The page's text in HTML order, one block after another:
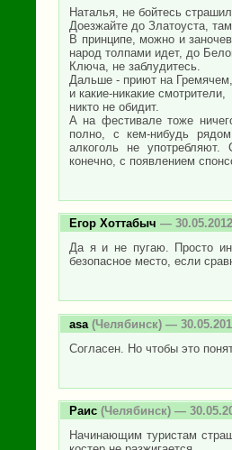
Наталья, не бойтесь
Доезжайте до Златоуста,
В принципе, можно и
народ толпами идет, до
Ключа, не заблудитесь.
Дальше - приют на
и какие-никакие смотрители,
никто не обидит.
А на фестивале тоже
полно, с кем-нибудь
алкоголь не
конечно, с появлением
Егор Хоттабыч — 30.05.2012
Да я и не пугаю. Просто
безопасное место, если
asa (Челябинск) —
Согласен. Но чтобы это
Раис (Челябинск) —
Начинающим туристам